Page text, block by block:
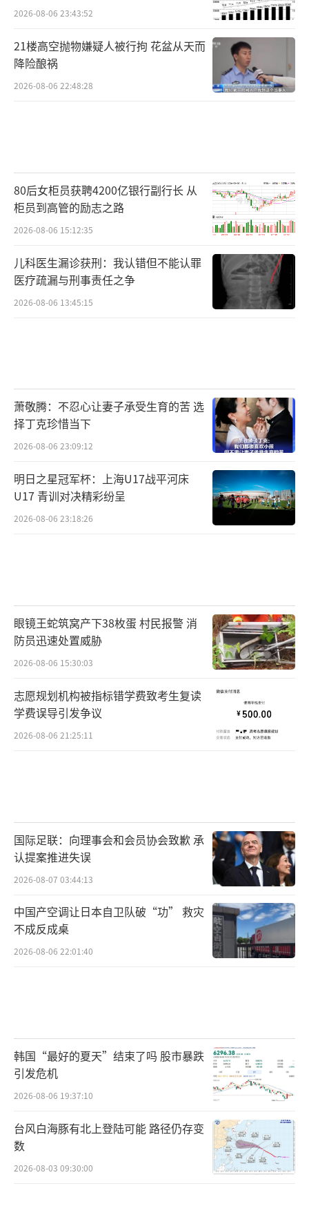
2026-08-06 23:43:52
21楼高空抛物嫌疑人被行拘 花盆从天而
降险酿祸
2026-08-06 22:48:28
80后女柜员获聘4200亿银行副行长 从
柜员到高管的励志之路
2026-08-06 15:12:35
儿科医生漏诊获刑：我认错但不能认罪
医疗疏漏与刑事责任之争
2026-08-06 13:45:15
萧敬腾：不忍心让妻子承受生育的苦 选
择丁克珍惜当下
2026-08-06 23:09:12
明日之星冠军杯：上海U17战平河床
U17 青训对决精彩纷呈
2026-08-06 23:18:26
眼镜王蛇筑窝产下38枚蛋 村民报警 消
防员迅速处置威胁
2026-08-06 15:30:03
志愿规划机构被指标错学费致考生复读
学费误导引发争议
2026-08-06 21:25:11
国际足联：向理事会和会员协会致歉 承
认提案推进失误
2026-08-07 03:44:13
中国产空调让日本自卫队破“功” 救灾
不成反成桌
2026-08-06 22:01:40
韩国“最好的夏天”结束了吗 股市暴跌
引发危机
2026-08-06 19:37:10
台风白海豚有北上登陆可能 路径仍存变
数
2026-08-03 09:30:00